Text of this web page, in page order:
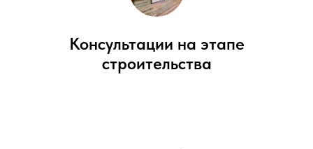
Консультации на этапе
строительства